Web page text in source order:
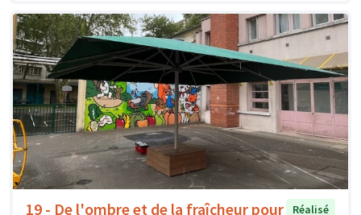
19 - De l'ombre et de la fraîcheur pour Réalisé